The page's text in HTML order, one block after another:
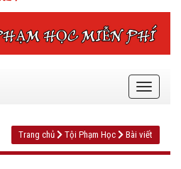
Trang chủ Tội Phạm Học Bài viết